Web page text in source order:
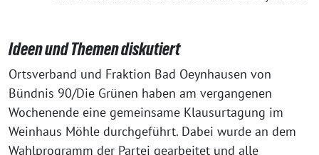
Ideen und Themen diskutiert
Ortsverband und Fraktion Bad Oeynhausen von
Bündnis 90/Die Grünen haben am vergangenen
Wochenende eine gemeinsame Klausurtagung im
Weinhaus Möhle durchgeführt. Dabei wurde an dem
Wahlprogramm der Partei gearbeitet und alle